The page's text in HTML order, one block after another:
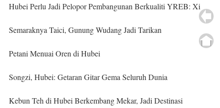
Hubei Perlu Jadi Pelopor Pembangunan Berkualiti YREB: Xi
Semaraknya Taici, Gunung Wudang Jadi Tarikan
Petani Menuai Oren di Hubei
Songzi, Hubei: Getaran Gitar Gema Seluruh Dunia
Kebun Teh di Hubei Berkembang Mekar, Jadi Destinasi